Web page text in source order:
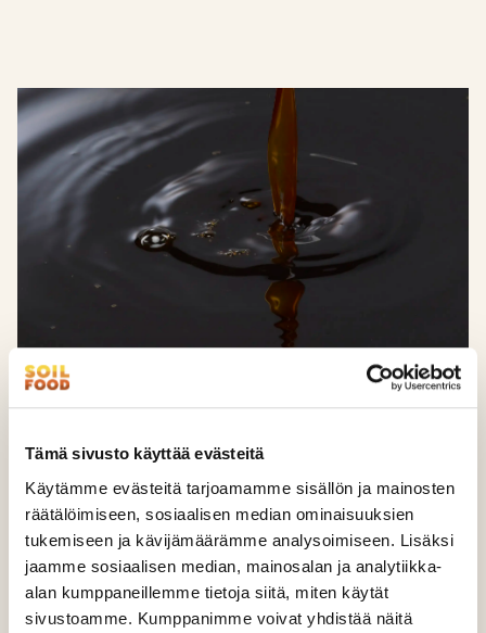
Tämä sivusto käyttää evästeitä
Käytämme evästeitä tarjoamamme sisällön ja mainosten
räätälöimiseen, sosiaalisen median ominaisuuksien
tukemiseen ja kävijämäärämme analysoimiseen. Lisäksi
jaamme sosiaalisen median, mainosalan ja analytiikka-
alan kumppaneillemme tietoja siitä, miten käytät
sivustoamme. Kumppanimme voivat yhdistää näitä
Soilfood Boost NPKS
UTSLÄPP: 47 kg CO2-ekv./t
URSPRUNGSLAND: Finland
Soilfood Boost NPKS är ett organiskt,
koncentrerat flytande gödselmedel för
koncentrering av sväm. Produkten är lämplig för